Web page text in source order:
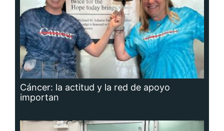
Cáncer: la actitud y la red de apoyo
importan